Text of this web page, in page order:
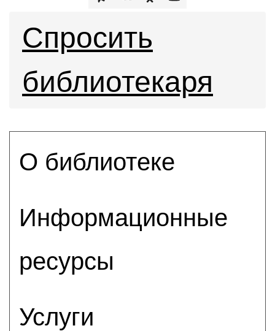
Спросить
библиотекаря
О библиотеке
Информационные
ресурсы
Услуги